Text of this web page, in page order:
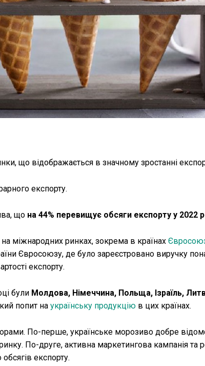
що відображається в значному зростанні
експорту.
що на 44% перевищує обсяги експорту у 2022
міжнародних ринках, зокрема в країнах
Євросоюзу, де було зареєстровано виручку
експорту.
були Молдова, Німеччина, Польща, Ізраїль,
попит на українську продукцію в цих країнах.
По-перше, українське морозиво добре
По-друге, активна маркетингова кампанія та
експорту.